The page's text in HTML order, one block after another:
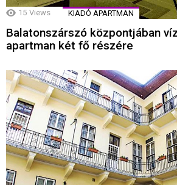
15 Views KIADÓ APARTMAN
Balatonszárszó központjában
apartman két fő részére